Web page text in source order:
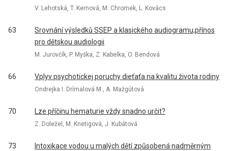
V. Lehotská, T. Kernová, M. Chromek, L. Kovács
63
Srovnání výsledků SSEP a klasického audiogramu,přínos
pro dětskou audiologii
M. Jurovčík, P. Myška, Z. Kabelka, O. Bendová
66 Vplyv psychotickej poruchy dieťaťa na kvalitu života rodiny
Ondrejka I. Drímalová M., A. Mažgútová
70 Lze příčinu hematurie vždy snadno určit?
Z. Doležel, M. Knetigová, J. Kubátová
73
Intoxikace vodou u malých dětí způsobená nadměrným